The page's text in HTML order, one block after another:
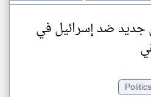
ضد إسرائيل في
Politics